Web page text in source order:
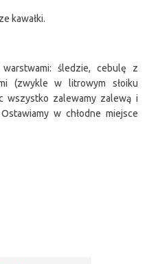
kawałki.
śledzie, cebulę z
(zwykle w litrowym słoiku
wszystko zalewamy zalewą i
w chłodne miejsce